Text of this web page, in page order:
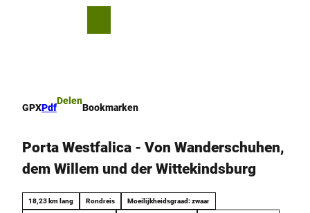
GPXPdf
Delen
Bookmarken
Porta Westfalica - Von Wanderschuhen,
dem Willem und der Wittekindsburg
18,23 km lang Rondreis Moeilijkheidsgraad: zwaar